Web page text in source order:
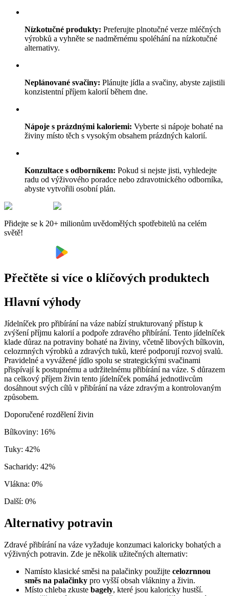
Nízkotučné produkty: Preferujte plnotučné verze mléčných
výrobků a vyhněte se nadměrnému spoléhání na nízkotučné
alternativy.
Neplánované svačiny: Plánujte jídla a svačiny, abyste zajistili
konzistentní příjem kalorií během dne.
Nápoje s prázdnými kaloriemi: Vyberte si nápoje bohaté na
živiny místo těch s vysokým obsahem prázdných kalorií.
Konzultace s odborníkem: Pokud si nejste jisti, vyhledejte
radu od výživového poradce nebo zdravotnického odborníka,
abyste vytvořili osobní plán.
Přidejte se k 20+ milionům uvědomělých spotřebitelů na celém
světě!
Přečtěte si více o klíčových produktech
Hlavní výhody
Jídelníček pro přibírání na váze nabízí strukturovaný přístup k
zvýšení příjmu kalorií a podpoře zdravého přibírání. Tento jídelníček
klade důraz na potraviny bohaté na živiny, včetně libových bílkovin,
celozrnných výrobků a zdravých tuků, které podporují rozvoj svalů.
Pravidelné a vyvážené jídlo spolu se strategickými svačinami
přispívají k postupnému a udržitelnému přibírání na váze. S důrazem
na celkový příjem živin tento jídelníček pomáhá jednotlivcům
dosáhnout svých cílů v přibírání na váze zdravým a kontrolovaným
způsobem.
Doporučené rozdělení živin
Bílkoviny: 16%
Tuky: 42%
Sacharidy: 42%
Vlákna: 0%
Další: 0%
Alternativy potravin
Zdravé přibírání na váze vyžaduje konzumaci kaloricky bohatých a
výživných potravin. Zde je několik užitečných alternativ:
Namísto klasické směsi na palačinky použijte celozrnnou
směs na palačinky pro vyšší obsah vlákniny a živin.
Místo chleba zkuste bagely, které jsou kaloricky hustší.